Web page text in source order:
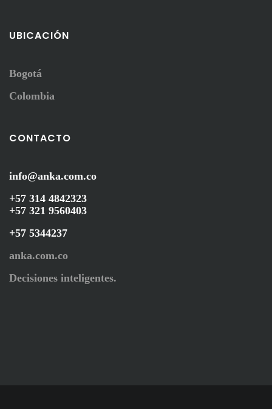
UBICACIÓN
Bogotá
Colombia
CONTACTO
info@anka.com.co
+57 314 4842323
+57 321 9560403
+57 5344237
anka.com.co
Decisiones inteligentes.